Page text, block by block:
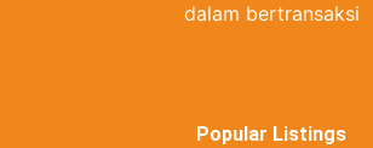
dalam bertransaksi
Popular Listings